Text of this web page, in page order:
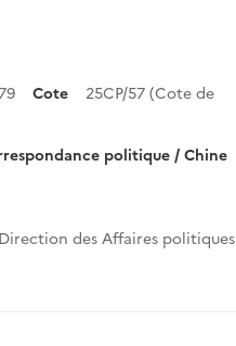
Cote
25CP/57 (Cote de
politique / Chine
Direction des Affaires politiques